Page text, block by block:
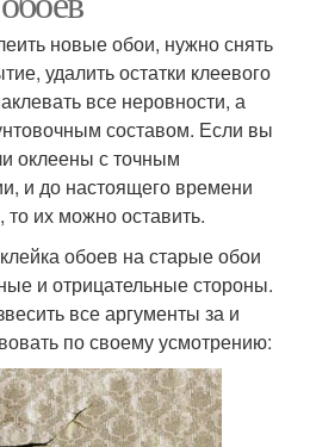
новые обои, нужно снять
удалить остатки клеевого
все неровности, а
составом. Если вы
оклеены с точным
и до настоящего времени
то их можно оставить.
обоев на старые обои
и отрицательные стороны.
все аргументы за и
по своему усмотрению: